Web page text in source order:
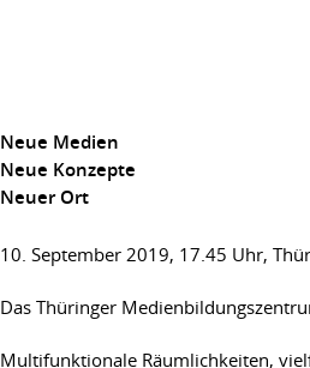
Neue Medien
Neue Konzepte
Neuer Ort
10. September 2019, 17.45 Uhr,
Das Thüringer
Multifunktionale Räumlichkeiten,